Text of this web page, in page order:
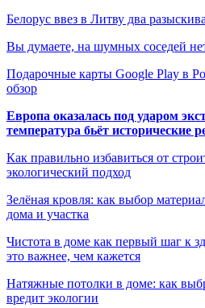
Белорус ввез в Литву два
Вы думаете, на шумных соседей
Подарочные карты Google Play в
обзор
Европа оказалась под ударом
температура бьёт исторические
Как правильно избавиться от
экологический подход
Зелёная кровля: как выбор
дома и участка
Чистота в доме как первый шаг к
это важнее, чем кажется
Натяжные потолки в доме: как
вредит экологии